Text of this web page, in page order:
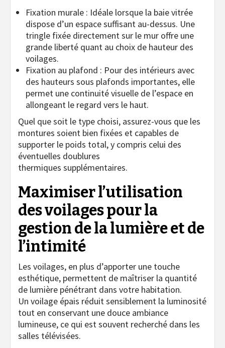
Fixation murale : Idéale lorsque la baie vitrée
dispose d’un espace suffisant au-dessus. Une
tringle fixée directement sur le mur offre une
grande liberté quant au choix de hauteur des
voilages.
Fixation au plafond : Pour des intérieurs avec
des hauteurs sous plafonds importantes, elle
permet une continuité visuelle de l’espace en
allongeant le regard vers le haut.
Quel que soit le type choisi, assurez-vous que les
montures soient bien fixées et capables de
supporter le poids total, y compris celui des
éventuelles doublures
thermiques supplémentaires.
Maximiser l’utilisation
des voilages pour la
gestion de la lumière et de
l’intimité
Les voilages, en plus d’apporter une touche
esthétique, permettent de maîtriser la quantité
de lumière pénétrant dans votre habitation.
Un voilage épais réduit sensiblement la luminosité
tout en conservant une douce ambiance
lumineuse, ce qui est souvent recherché dans les
salles télévisées.